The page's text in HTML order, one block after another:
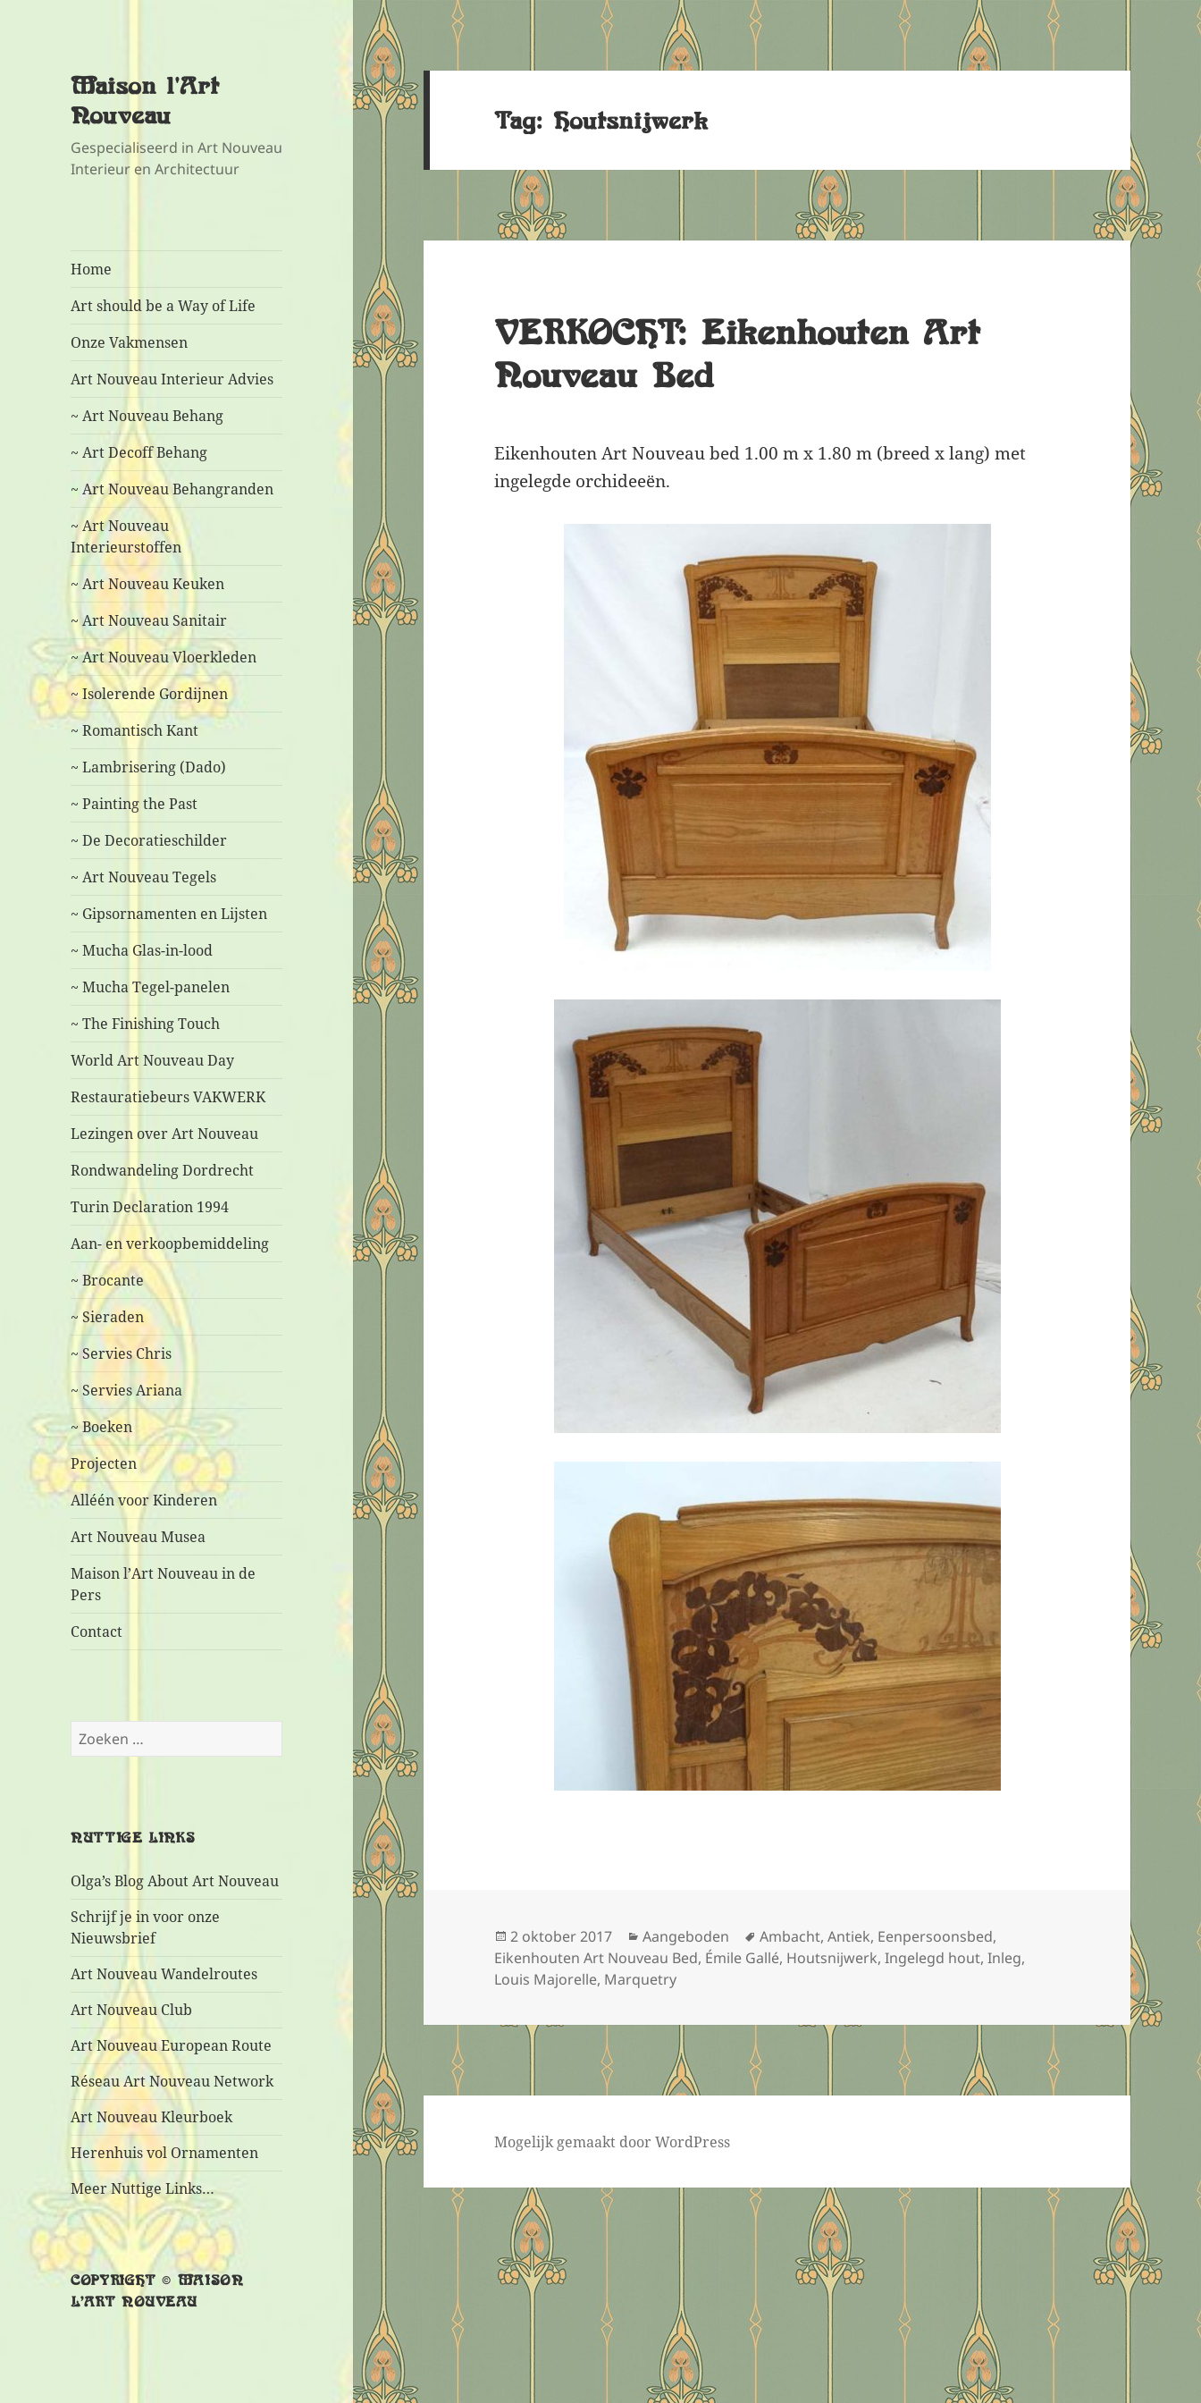
Maison l'Art
Nouveau
Gespecialiseerd in Art Nouveau
Interieur en Architectuur
Home
Art should be a Way of Life
Onze Vakmensen
Art Nouveau Interieur Advies
~ Art Nouveau Behang
~ Art Decoff Behang
~ Art Nouveau Behangranden
~ Art Nouveau
Interieurstoffen
~ Art Nouveau Keuken
~ Art Nouveau Sanitair
~ Art Nouveau Vloerkleden
~ Isolerende Gordijnen
~ Romantisch Kant
~ Lambrisering (Dado)
~ Painting the Past
~ De Decoratieschilder
~ Art Nouveau Tegels
~ Gipsornamenten en Lijsten
~ Mucha Glas-in-lood
~ Mucha Tegel-panelen
~ The Finishing Touch
World Art Nouveau Day
Restauratiebeurs VAKWERK
Lezingen over Art Nouveau
Rondwandeling Dordrecht
Turin Declaration 1994
Aan- en verkoopbemiddeling
~ Brocante
~ Sieraden
~ Servies Chris
~ Servies Ariana
~ Boeken
Projecten
Alléén voor Kinderen
Art Nouveau Musea
Maison l’Art Nouveau in de
Pers
Contact
Zoeken
naar:
NUTTIGE LINKS
Olga’s Blog About Art Nouveau
Schrijf je in voor onze
Nieuwsbrief
Art Nouveau Wandelroutes
Art Nouveau Club
Art Nouveau European Route
Réseau Art Nouveau Network
Art Nouveau Kleurboek
Herenhuis vol Ornamenten
Meer Nuttige Links…
COPYRIGHT © MAISON
L’ART NOUVEAU
Tag:Houtsnijwerk
VERKOCHT: Eikenhouten Art
Nouveau Bed
Eikenhouten Art Nouveau bed 1.00 m x 1.80 m (breed x lang) met
ingelegde orchideeën.
Geplaatst
op
2 oktober 2017 Categorieën
Aangeboden Tags
Ambacht,Antiek, Eenpersoonsbed,
Eikenhouten Art Nouveau Bed, Émile Gallé, Houtsnijwerk,Ingelegd hout,Inleg,
Louis Majorelle, Marquetry
Mogelijk gemaakt door WordPress